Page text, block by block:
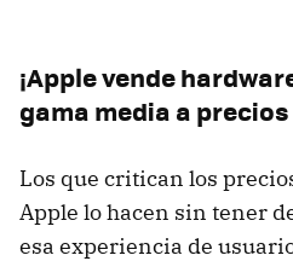
¡Apple vende
gama media a
Los que critican los
Apple lo hacen sin tener
esa experiencia de